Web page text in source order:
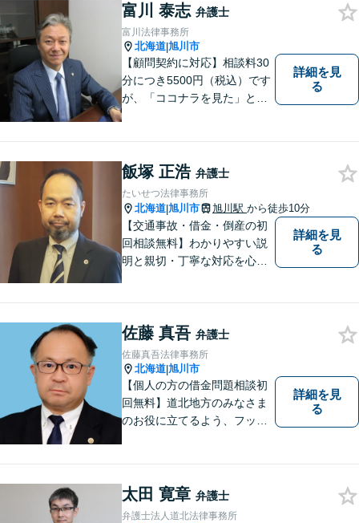
る「信頼できる弁護士」を目
指しています。【夜間や休日
相談も対応可能】【旭川市の
総合法律事務所】
富川 泰志 弁護士
富川法律事務所
北海道|旭川市
【顧問契約に対応】相談料30
分につき5500円（税込）です
が、「ココナラを見た」とお
詳細を見
る
飯塚 正浩 弁護士
たいせつ法律事務所
北海道|旭川市 旭川駅 から徒歩10分
【交通事故・借金・倒産の初
回相談無料】わかりやすい説
明と親切・丁寧な対応を心が
ず初めての方でもお気軽にご
相談ください。【弁護士歴２
０年】
詳細を見
る
佐藤 真吾 弁護士
佐藤真吾法律事務所
北海道|旭川市
【個人の方の借金問題相談初
回無料】道北地方のみなさま
のお役に立てるよう、フット
詳細を見
る
太田 寛章 弁護士
弁護士法人道北法律事務所